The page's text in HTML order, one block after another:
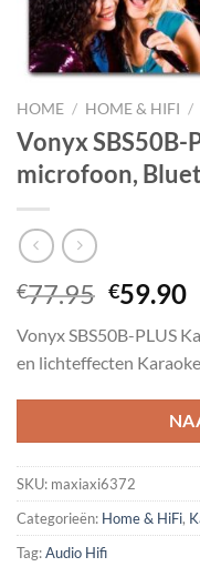
HOME / HOME & HIFI /
Vonyx SBS50B-
microfoon,
€77.95
was:
€77.95.
€59.90
Vonyx SBS50B-PLUS
en lichteffecten
SKU: maxiaxi6372
Categorieën: Home & HiFi,
Tag:Audio Hifi